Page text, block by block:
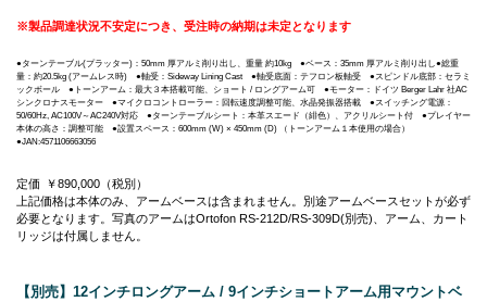
※製品調達状況不安定につき、受注時の納期は未定となります
●ターンテーブル(プラッター)：50mm 厚アルミ削り出し、重量 約10kg ●ベース：35mm 厚アルミ削り出し●総重
量：約20.5kg (アームレス時) ●軸受：Sideway Lining Cast ●軸受底面：テフロン板軸受 ●スピンドル底部：セラミ
ックボール ●トーンアーム：最大３本搭載可能、ショート / ロングアーム可 ●モーター：ドイツ Berger Lahr 社AC
シンクロナスモーター ●マイクロコントローラー：回転速度調整可能、水晶発振器搭載 ●スイッチング電源：
50/60Hz, AC100V～AC240V対応 ●ターンテーブルシート：本革スエード（緋色）、アクリルシート付 ●プレイヤー
本体の高さ：調整可能 ●設置スペース：600mm (W) × 450mm (D) （トーンアーム１本使用の場合）
●JAN:4571106663056
定価 ￥890,000 （税別）
上記価格は本体のみ、アームベースは含まれません。別途アームベースセットが必ず
必要となります。写真のアームはOrtofon RS-212D/RS-309D(別売)、アーム、カート
リッジは付属しません。
【別売】12インチロングアーム / 9インチショートアーム用マウントベ